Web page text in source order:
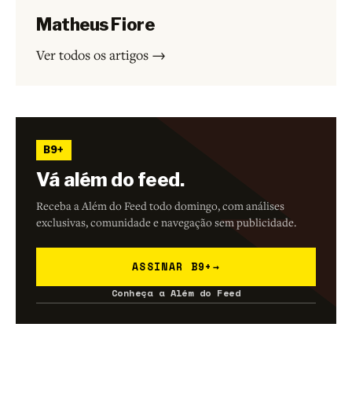
Matheus Fiore
Ver todos os artigos →
B9+
Vá além do feed.
Receba a Além do Feed todo domingo, com análises
exclusivas, comunidade e navegação sem publicidade.
ASSINAR B9+ →
Conheça a Além do Feed